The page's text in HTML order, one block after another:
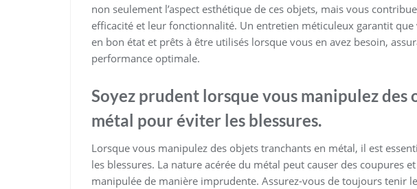
non seulement l’aspect esthétique de ces objets, mais vous
efficacité et leur fonctionnalité. Un entretien méticuleux garantit
en bon état et prêts à être utilisés lorsque vous en avez besoin,
performance optimale.
Soyez prudent lorsque vous manipulez des
métal pour éviter les blessures.
Lorsque vous manipulez des objets tranchants en métal, il est
les blessures. La nature acérée du métal peut causer des coupures
manipulée de manière imprudente. Assurez-vous de toujours tenir